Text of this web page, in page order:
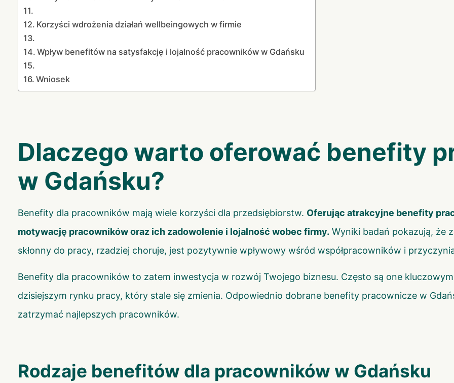
Korzyści wdrożenia działań wellbeingowych w firmie
Wpływ benefitów na satysfakcję i lojalność pracowników w Gdańsku
Wniosek
Dlaczego warto oferować benefity
w Gdańsku?
Benefity dla pracowników mają wiele korzyści dla przedsiębiorstw. Oferując atrakcyjne benefity
motywację pracowników oraz ich zadowolenie i lojalność wobec firmy. Wyniki badań pokazują, że
skłonny do pracy, rzadziej choruje, jest pozytywnie wpływowy wśród współpracowników i
Benefity dla pracowników to zatem inwestycja w rozwój Twojego biznesu. Często są one
dzisiejszym rynku pracy, który stale się zmienia. Odpowiednio dobrane benefity pracownicze w
zatrzymać najlepszych pracowników.
Rodzaje benefitów dla pracowników w Gdańsku